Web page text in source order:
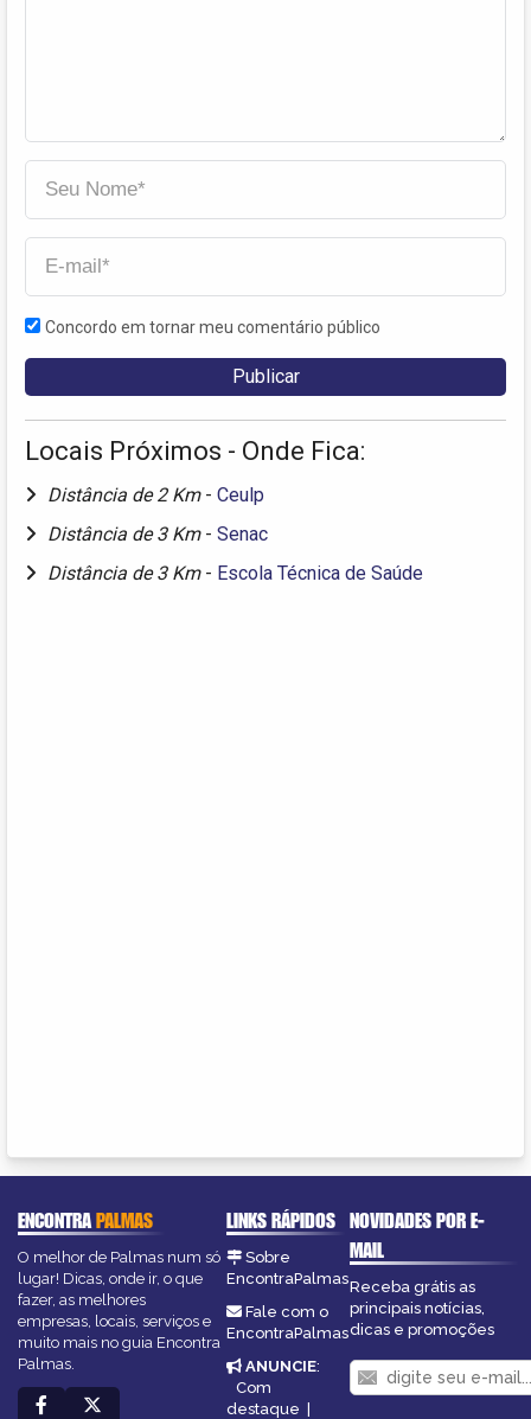
Concordo em tornar meu comentário público
Locais Próximos - Onde Fica:
Distância de 2 Km - Ceulp
Distância de 3 Km - Senac
Distância de 3 Km - Escola Técnica de Saúde
ENCONTRAPALMAS
O melhor de Palmas num só
lugar! Dicas, onde ir, o que
fazer, as melhores
empresas, locais, serviços e
muito mais no guia Encontra
Palmas.
LINKS RÁPIDOS
Sobre
EncontraPalmas
Fale com o
EncontraPalmas
ANUNCIE:
Com
destaque |
NOVIDADES POR E-
MAIL
Receba grátis as
principais notícias,
dicas e promoções